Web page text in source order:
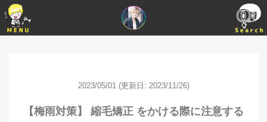
2023/05/01 (更新日: 2023/11/26)
【梅雨対策】 縮毛矯正 をかける際に注意する